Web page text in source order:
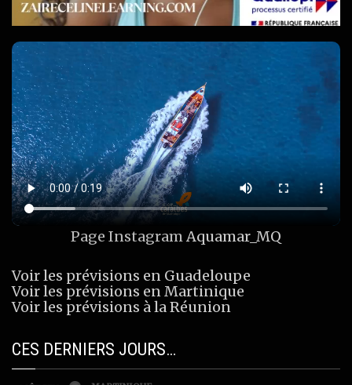
Page InstagramAquamar_MQ
Voir les prévisions en Guadeloupe
Voir les prévisions en Martinique
Voir les prévisions à la Réunion
CES DERNIERS JOURS…